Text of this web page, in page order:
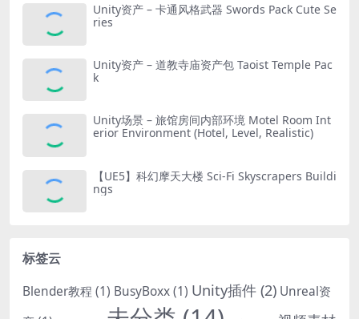
Unity资产 – 卡通风格武器 Swords Pack Cute Se
ries
Unity资产 – 道教寺庙资产包 Taoist Temple Pac
k
Unity场景 – 旅馆房间内部环境 Motel Room Int
erior Environment (Hotel, Level, Realistic)
【UE5】科幻摩天大楼 Sci-Fi Skyscrapers Buildi
ngs
标签云
Blender教程 (1) BusyBoxx(1) Unity插件 (2) Unreal资